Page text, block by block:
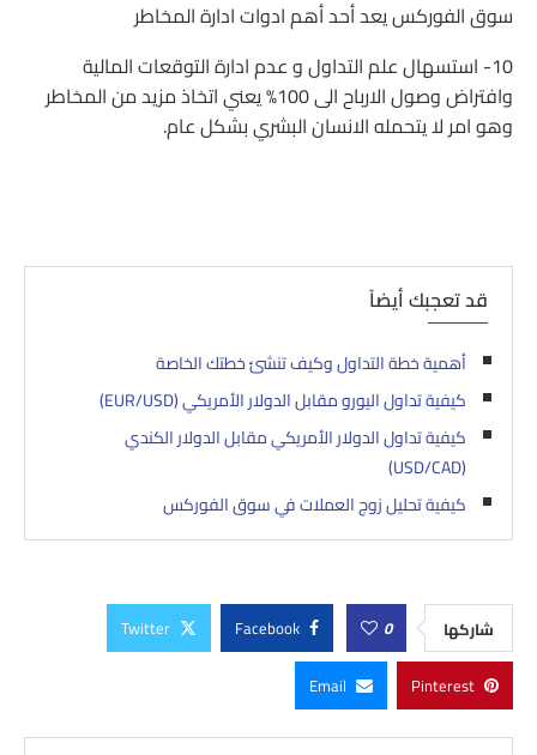
سوق الفوركس يعد أحد أهم ادوات ادارة المخاطر
10- استسهال علم التداول و عدم ادارة التوقعات المالية
وافتراض وصول الارباح الى 100% يعني اتخاذ مزيد من المخاطر
وهو امر لا يتحمله الانسان البشري بشكل عام.
قد تعجبك أيضاً
أهمية خطة التداول وكيف تنشئ خطتك الخاصة
كيفية تداول اليورو مقابل الدولار الأمريكي (EUR/USD)
كيفية تداول الدولار الأمريكي مقابل الدولار الكندي
(USD/CAD)
كيفية تحليل زوج العملات في سوق الفوركس
شاركها 0
Facebook
Twitter
Pinterest
Email